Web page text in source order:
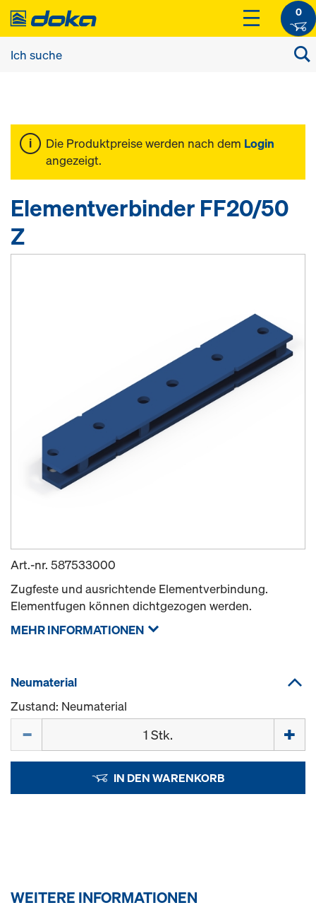
0
Die Produktpreise werden nach dem Login
angezeigt.
Elementverbinder FF20/50
Z
Art.-nr. 587533000
Zugfeste und ausrichtende Elementverbindung.
Elementfugen können dichtgezogen werden.
MEHR INFORMATIONEN
Neumaterial
Zustand: Neumaterial
IN DEN WARENKORB
WEITERE INFORMATIONEN